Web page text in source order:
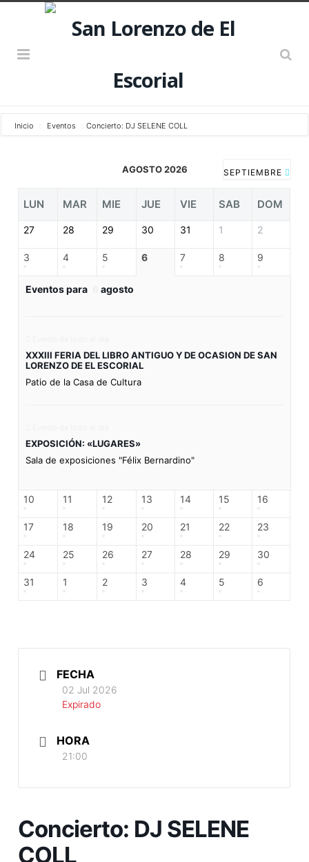
Inicio Eventos Concierto: DJ SELENE COLL
AGOSTO 2026 SEPTIEMBRE
LUN MAR MIE JUE VIE SAB DOM
27 28 29 30 31 1 2
3 4 5 6 7 8 9
Eventos para agosto
XXXIII FERIA DEL LIBRO ANTIGUO Y DE OCASION DE SAN
LORENZO DE EL ESCORIAL
Patio de la Casa de Cultura
EXPOSICIÓN: «LUGARES»
Sala de exposiciones "Félix Bernardino"
10 11 12 13 14 15 16
17 18 19 20 21 22 23
24 25 26 27 28 29 30
31 1 2 3 4 5 6
FECHA
02 Jul 2026
Expirado
HORA
21:00
Concierto: DJ SELENE
COLL